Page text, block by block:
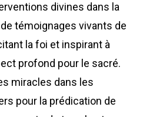
divines dans la
témoignages vivants de
la foi et inspirant à
profond pour le sacré.
miracles dans les
pour la prédication de